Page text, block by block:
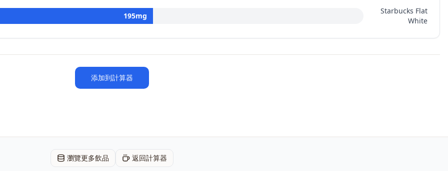
195mg
Starbucks Flat
White
添加到計算器
瀏覽更多飲品 返回計算器